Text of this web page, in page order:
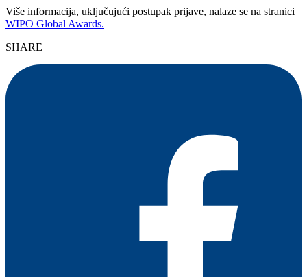
Više informacija, uključujući postupak prijave, nalaze se na stranici
WIPO Global Awards.
SHARE